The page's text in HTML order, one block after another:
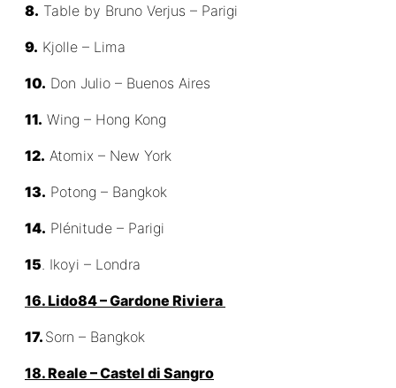
8. Table by Bruno Verjus – Parigi
9. Kjolle – Lima
10. Don Julio – Buenos Aires
11. Wing – Hong Kong
12. Atomix – New York
13. Potong – Bangkok
14. Plénitude – Parigi
15 . Ikoyi – Londra
16. Lido84 – Gardone Riviera
17. Sorn – Bangkok
18. Reale – Castel di Sangro